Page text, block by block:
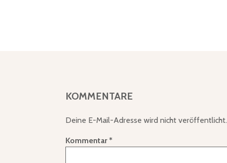
KOMMENTARE
Deine E-Mail-Adresse wird nicht veröffentlicht.
Kommentar*